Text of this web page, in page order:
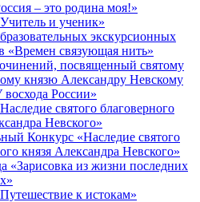
– это родина моя!»
и ученик»
экскурсионных
«Времен связующая нить»
посвященный святому
князю Александру Невскому
России»
святого благоверного
Невского»
Конкурс «Наследие святого
князя Александра Невского»
«Зарисовка из жизни последних
к истокам»